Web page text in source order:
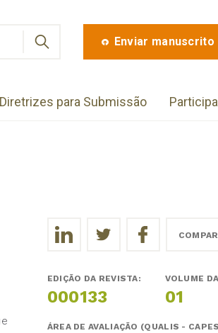
Enviar manuscrito
Diretrizes para Submissão
EDIÇÃO DA REVISTA:
000133
VOLUME
01
ÁREA DE AVALIAÇÃO (QUALIS -